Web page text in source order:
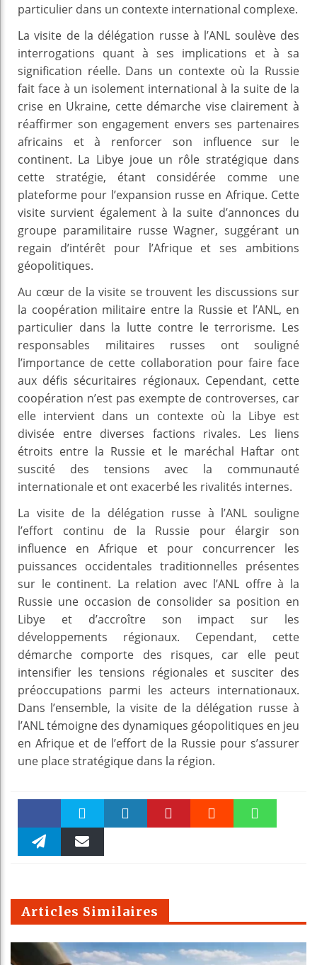
particulier dans un contexte international complexe.
La visite de la délégation russe à l’ANL soulève des
interrogations quant à ses implications et à sa
signification réelle. Dans un contexte où la Russie
fait face à un isolement international à la suite de la
crise en Ukraine, cette démarche vise clairement à
réaffirmer son engagement envers ses partenaires
africains et à renforcer son influence sur le
continent. La Libye joue un rôle stratégique dans
cette stratégie, étant considérée comme une
plateforme pour l’expansion russe en Afrique. Cette
visite survient également à la suite d’annonces du
groupe paramilitaire russe Wagner, suggérant un
regain d’intérêt pour l’Afrique et ses ambitions
géopolitiques.
Au cœur de la visite se trouvent les discussions sur
la coopération militaire entre la Russie et l’ANL, en
particulier dans la lutte contre le terrorisme. Les
responsables militaires russes ont souligné
l’importance de cette collaboration pour faire face
aux défis sécuritaires régionaux. Cependant, cette
coopération n’est pas exempte de controverses, car
elle intervient dans un contexte où la Libye est
divisée entre diverses factions rivales. Les liens
étroits entre la Russie et le maréchal Haftar ont
suscité des tensions avec la communauté
internationale et ont exacerbé les rivalités internes.
La visite de la délégation russe à l’ANL souligne
l’effort continu de la Russie pour élargir son
influence en Afrique et pour concurrencer les
puissances occidentales traditionnelles présentes
sur le continent. La relation avec l’ANL offre à la
Russie une occasion de consolider sa position en
Libye et d’accroître son impact sur les
développements régionaux. Cependant, cette
démarche comporte des risques, car elle peut
intensifier les tensions régionales et susciter des
préoccupations parmi les acteurs internationaux.
Dans l’ensemble, la visite de la délégation russe à
l’ANL témoigne des dynamiques géopolitiques en jeu
en Afrique et de l’effort de la Russie pour s’assurer
une place stratégique dans la région.
Faceboo Twitter
m
Articles Similaires